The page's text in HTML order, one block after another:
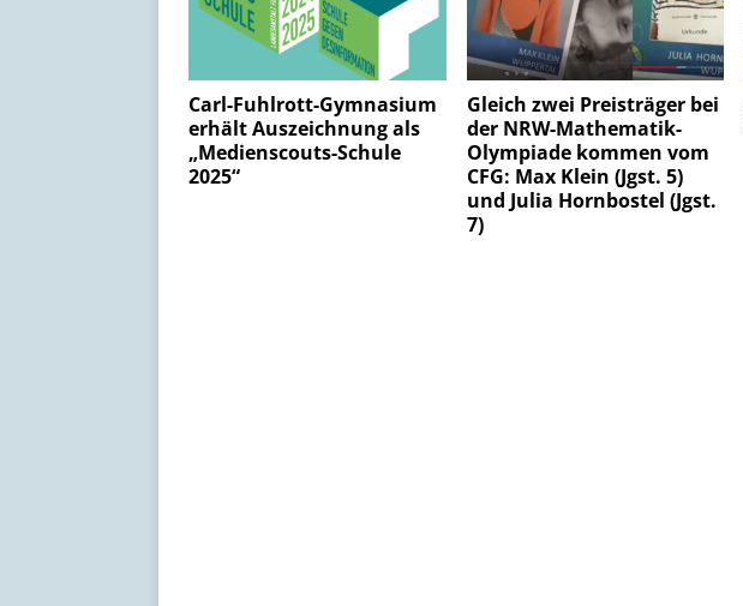
Carl-Fuhlrott-Gymnasium
erhält Auszeichnung als
„Medienscouts-Schule
2025“
Gleich zwei Preisträger bei
der NRW-Mathematik-
Olympiade kommen vom
CFG: Max Klein (Jgst. 5)
und Julia Hornbostel (Jgst.
7)